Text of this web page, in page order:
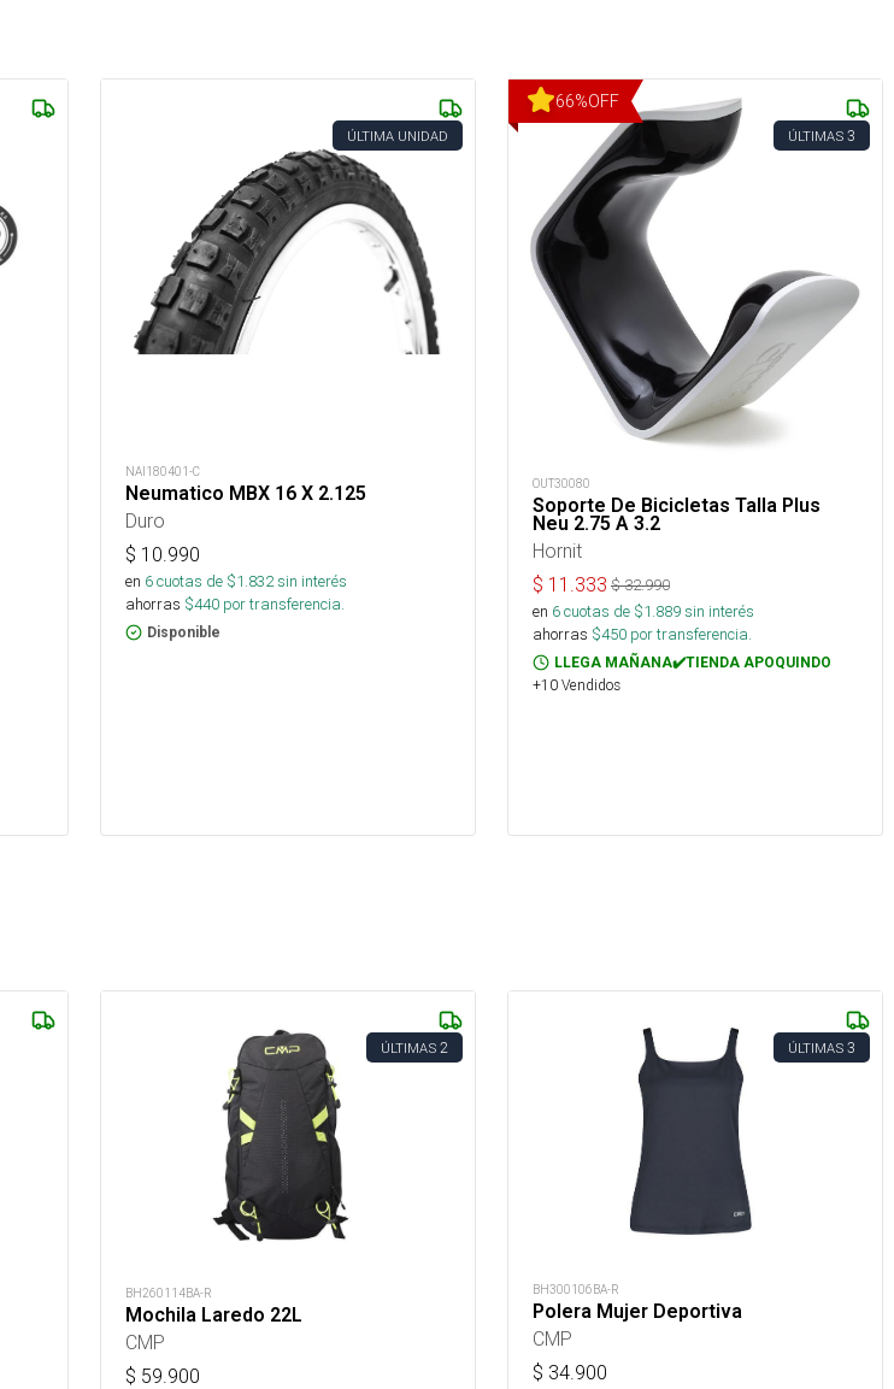
ÚLTIMA UNIDAD
NAI180401-C
Neumatico MBX 16 X 2.125
Duro
$ 10.990
en 6cuotas de $1.832sin interés
ahorras $440 por transferencia.
Disponible
66%OFF
ÚLTIMAS 3
OUT30080
Soporte De Bicicletas Talla Plus
Neu 2.75 A 3.2
Hornit
$ 11.333 $32.990
en 6cuotas de $1.889sin interés
ahorras $450 por transferencia.
LLEGA MAÑANA✔️TIENDA APOQUINDO
+10 Vendidos
ÚLTIMAS 2
BH260114BA-R
Mochila Laredo 22L
CMP
$ 59.900
ÚLTIMAS 3
BH300106BA-R
Polera Mujer Deportiva
CMP
$ 34.900